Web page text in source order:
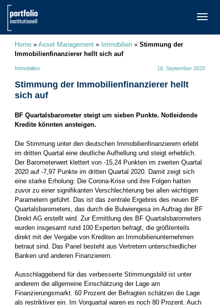
Home » Asset Management » Immobilien » Stimmung der
Immobilienfinanzierer hellt sich auf
Immobilien 16. September 2020
Stimmung der Immobilienfinanzierer hellt
sich auf
BF Quartalsbarometer steigt um sieben Punkte. Notleidende
Kredite könnten ansteigen.
Die Stimmung unter den deutschen Immobilienfinanzierern erlebt
im dritten Quartal eine deutliche Aufhellung und steigt erheblich.
Der Barometerwert klettert von -15,24 Punkten im zweiten Quartal
2020 auf -7,97 Punkte im dritten Quartal 2020. Damit zeigt sich
eine starke Erholung: Die Corona-Krise und ihre Folgen hatten
zuvor zu einer signifikanten Verschlechterung bei allen wichtigen
Parametern geführt. Das ist das zentrale Ergebnis des neuen BF
Quartalsbarometers, das durch die Bulwiengesa im Auftrag der BF
Direkt AG erstellt wird. Zur Ermittlung des BF Quartalsbarometers
wurden insgesamt rund 100 Experten befragt, die größtenteils
direkt mit der Vergabe von Krediten an Immobilienunternehmen
betraut sind. Das Panel besteht aus Vertretern unterschiedlicher
Banken und anderen Finanzierern.
Ausschlaggebend für das verbesserte Stimmungsbild ist unter
anderem die allgemeine Einschätzung der Lage am
Finanzierungsmarkt. 60 Prozent der Befragten schätzen die Lage
als restriktiver ein. Im Vorquartal waren es noch 80 Prozent. Auch